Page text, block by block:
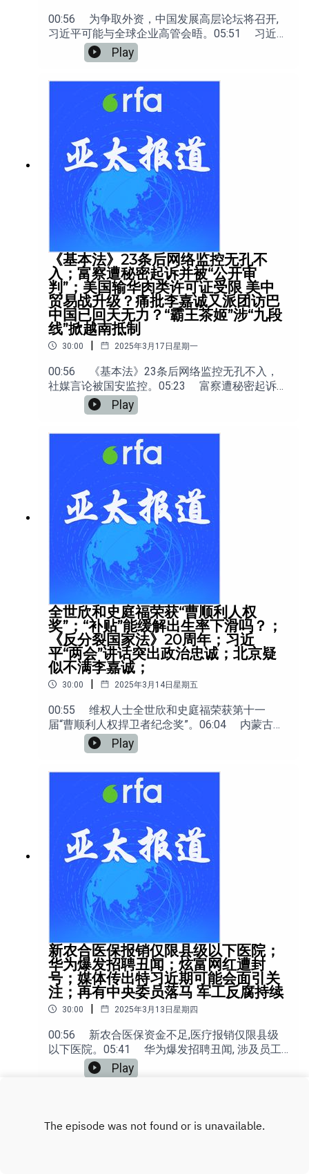
00:56 为争取外资，中国发展高层论坛将召开,
习近平可能与全球企业高管会晤。05:51 习近平
会在不久后访美吗？ 专家表示存疑。09:26 多
位华盛顿智库专家认为，“瓶颈”战略成为美国制裁
教”，信徒遭行政拘留。16:56 王建兵因“煽颠”罪
判囚3年半，友人担心其出狱后再遭软禁。
Play
《基本法》23条后网络监控无孔不
入；富察遭秘密起诉并被“公开审
判”；美国输华肉类许可证受限 美中
贸易战升级？痛批李嘉诚又派团访巴
中国已回天无力？“霸王茶姬”涉“九段
线”掀越南抵制
30:00 | 2025年3月17日星期一
00:56 《基本法》23条后网络监控无孔不入，
社媒言论被国安监控。05:23 富察遭秘密起诉，
中国被动证实一个月前已“公开审判”。08:55 美
国输华肉类许可证受限，美中贸易战升级可能性
巴拿马港口已回天无力？24:42 “霸王茶姬”涉“九
段线”掀越南抵制 “同志加兄弟”难掩分歧？
Play
全世欣和史庭福荣获“曹顺利人权
奖”；“补贴”能缓解出生率下滑吗？；
《反分裂国家法》20周年；习近
平“两会”讲话突出政治忠诚；北京疑
似不满李嘉诚；
30:00 | 2025年3月14日星期五
00:55 维权人士全世欣和史庭福荣获第十一
届“曹顺利人权捍卫者纪念奖”。06:04 内蒙古率
先推出助生新规，“补贴”能缓解出生率下滑吗？
10:35 北京举办《反分裂国家法》20周年活
话成官方宣传热点，重点突出政治忠诚。
23:04 李嘉诚出售旗下巴拿马运河港口业务，疑
Play
新农合医保报销仅限县级以下医院；
华为爆发招聘丑闻；炫富网红遭封
号；媒体传出特习近期可能会面引关
注；再有中央委员落马 军工反腐持续
30:00 | 2025年3月13日星期四
00:56 新农合医保资金不足,医疗报销仅限县级
以下医院。05:41 华为爆发招聘丑闻, 涉及员工
索贿和代考替考舞弊 09:42 打击炫富再上路，
炫富网红遭封号。14:29 媒体传出特朗普和习近
Play